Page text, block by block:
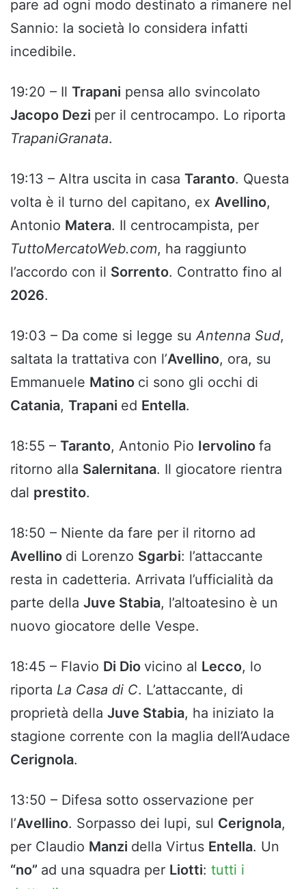
pare ad ogni modo destinato a rimanere nel
Sannio: la società lo considera infatti
incedibile.
19:20 – Il Trapani pensa allo svincolato
Jacopo Dezi per il centrocampo. Lo riporta
TrapaniGranata.
19:13 – Altra uscita in casa Taranto. Questa
volta è il turno del capitano, ex Avellino,
Antonio Matera. Il centrocampista, per
TuttoMercatoWeb.com, ha raggiunto
l’accordo con il Sorrento. Contratto fino al
2026.
19:03 – Da come si legge suAntenna Sud,
saltata la trattativa con l’Avellino, ora, su
Emmanuele Matino ci sono gli occhi di
Catania, Trapani ed Entella.
18:55 – Taranto, Antonio Pio Iervolino fa
ritorno alla Salernitana. Il giocatore rientra
dal prestito.
18:50 – Niente da fare per il ritorno ad
Avellino di Lorenzo Sgarbi: l’attaccante
resta in cadetteria. Arrivata l’ufficialità da
parte della Juve Stabia, l’altoatesino è un
nuovo giocatore delle Vespe.
18:45 – Flavio Di Dio vicino al Lecco, lo
riporta La Casa di C. L’attaccante, di
proprietà della Juve Stabia, ha iniziato la
stagione corrente con la maglia dell’Audace
Cerignola.
13:50 – Difesa sotto osservazione per
l’Avellino. Sorpasso dei lupi, sul Cerignola,
per Claudio Manzi della Virtus Entella. Un
“no” ad una squadra per Liotti: tutti i